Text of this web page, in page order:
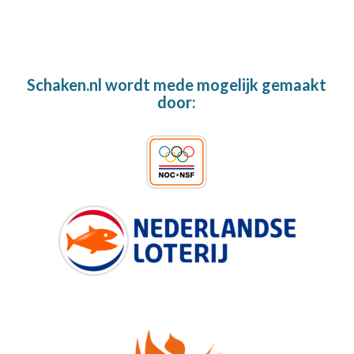
Schaken.nl wordt mede mogelijk gemaakt
door: